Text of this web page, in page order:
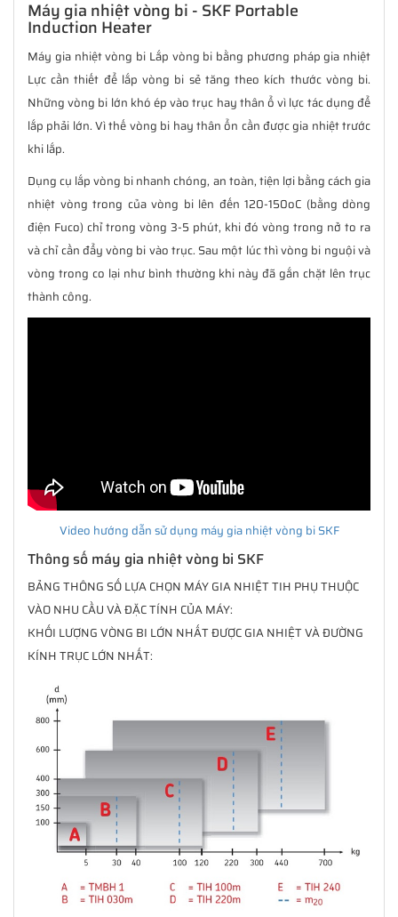
Máy gia nhiệt vòng bi - SKF Portable
Induction Heater
Máy gia nhiệt vòng bi Lắp vòng bi bằng phương pháp gia nhiệt
Lực cần thiết để lắp vòng bi sẻ tăng theo kích thước vòng bi.
Những vòng bi lớn khó ép vào trục hay thân ổ vì lực tác dụng để
lắp phải lớn. Vì thế vòng bi hay thân ổn cần được gia nhiệt trước
khi lắp.
Dụng cụ lắp vòng bi nhanh chóng, an toàn, tiện lợi bằng cách gia
nhiệt vòng trong của vòng bi lên đến 120-150oC (bằng dòng
điện Fuco) chỉ trong vòng 3-5 phút, khi đó vòng trong nở to ra
và chỉ cần đẩy vòng bi vào trục. Sau một lúc thì vòng bi nguội và
vòng trong co lại như bình thường khi này đã gắn chặt lên trục
thành công.
Video hướng dẫn sử dụng máy gia nhiệt vòng bi SKF
Thông số máy gia nhiệt vòng bi SKF
BẢNG THÔNG SỐ LỰA CHỌN MÁY GIA NHIỆT TIH PHỤ THUỘC
VÀO NHU CẦU VÀ ĐẶC TÍNH CỦA MÁY:
KHỐI LƯỢNG VÒNG BI LỚN NHẤT ĐƯỢC GIA NHIỆT VÀ ĐƯỜNG
KÍNH TRỤC LỚN NHẤT: